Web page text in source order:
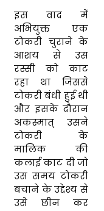
इस वाद में
अभियुक्त एक
टोकरी चुराने के
आशय से उस
रस्सी को काट
रहा था जिससे
टोकरी बंधी हुई थी
और इसके दौरान
अकस्मात् उसने
टोकरी के
मालिक की
कलाई काट दी जो
उस समय टोकरी
बचाने के उद्देश्य से
उसे छीन कर